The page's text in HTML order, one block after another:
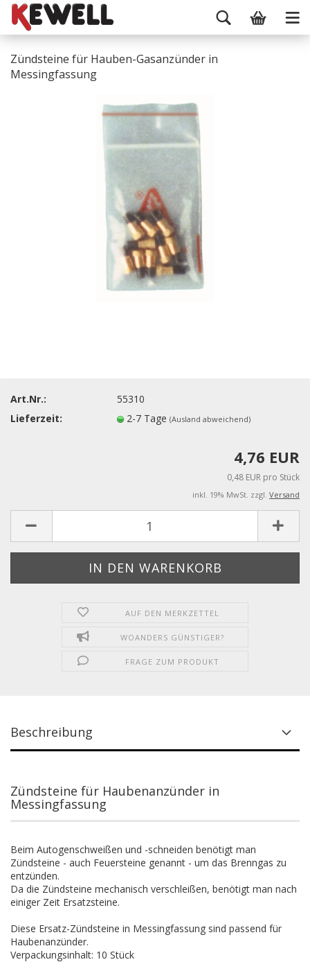
Zündsteine für Hauben-Gasanzünder in
Messingfassung
Art.Nr.:
55310
Lieferzeit:
2-7 Tage(Ausland abweichend)
4,76 EUR
0,48 EUR pro Stück
inkl. 19% MwSt. zzgl. Versand
AUF DEN MERKZETTEL
WOANDERS GÜNSTIGER?
FRAGE ZUM PRODUKT
Beschreibung
Zündsteine für Haubenanzünder in
Messingfassung
Beim Autogenschweißen und -schneiden benötigt man
Zündsteine - auch Feuersteine genannt - um das Brenngas zu
entzünden.
Da die Zündsteine mechanisch verschleißen, benötigt man nach
einiger Zeit Ersatzsteine.
Diese Ersatz-Zündsteine in Messingfassung sind passend für
Haubenanzünder.
Verpackungsinhalt: 10 Stück